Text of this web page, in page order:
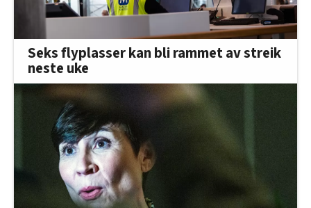
Seks flyplasser kan bli rammet av streik
neste uke